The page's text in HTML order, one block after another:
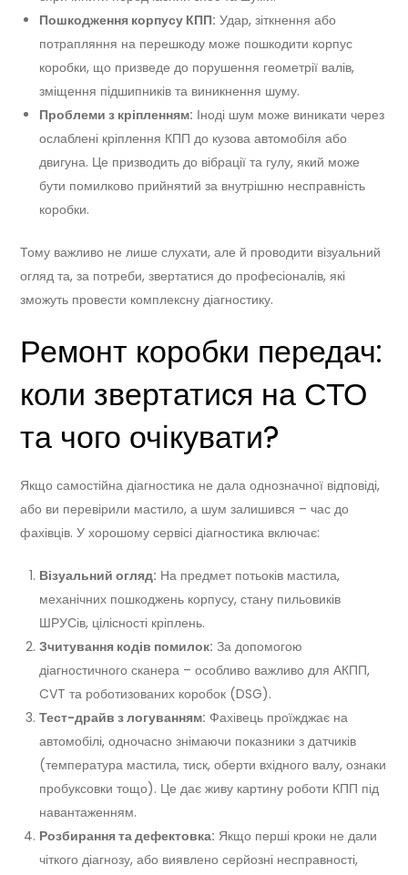
Пошкодження корпусу КПП: Удар, зіткнення або
потрапляння на перешкоду може пошкодити корпус
коробки, що призведе до порушення геометрії валів,
зміщення підшипників та виникнення шуму.
Проблеми з кріпленням: Іноді шум може виникати через
ослаблені кріплення КПП до кузова автомобіля або
двигуна. Це призводить до вібрації та гулу, який може
бути помилково прийнятий за внутрішню несправність
коробки.
Тому важливо не лише слухати, але й проводити візуальний
огляд та, за потреби, звертатися до професіоналів, які
зможуть провести комплексну діагностику.
Ремонт коробки передач:
коли звертатися на СТО
та чого очікувати?
Якщо самостійна діагностика не дала однозначної відповіді,
або ви перевірили мастило, а шум залишився – час до
фахівців. У хорошому сервісі діагностика включає:
Візуальний огляд: На предмет потьоків мастила,
механічних пошкоджень корпусу, стану пильовиків
ШРУСів, цілісності кріплень.
Зчитування кодів помилок: За допомогою
діагностичного сканера – особливо важливо для АКПП,
CVT та роботизованих коробок (DSG).
Тест-драйв з логуванням: Фахівець проїжджає на
автомобілі, одночасно знімаючи показники з датчиків
(температура мастила, тиск, оберти вхідного валу, ознаки
пробуксовки тощо). Це дає живу картину роботи КПП під
навантаженням.
Розбирання та дефектовка: Якщо перші кроки не дали
чіткого діагнозу, або виявлено серйозні несправності,